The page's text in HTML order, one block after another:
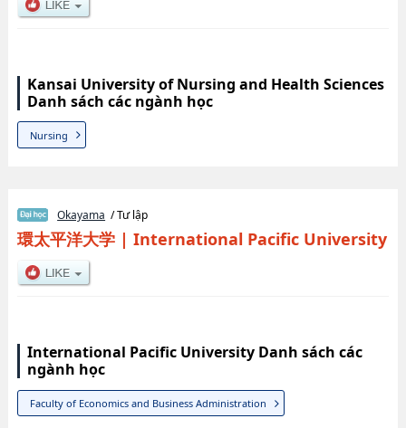
Kansai University of Nursing and Health Sciences
Danh sách các ngành học
Nursing
Okayama / Tư lập
環太平洋大学| International Pacific University
International Pacific University Danh sách các
ngành học
Faculty of Economics and Business Administration